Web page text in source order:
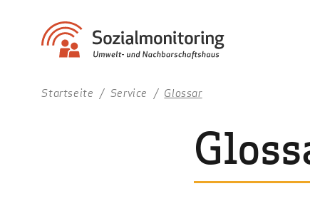
Startseite Service Glossar